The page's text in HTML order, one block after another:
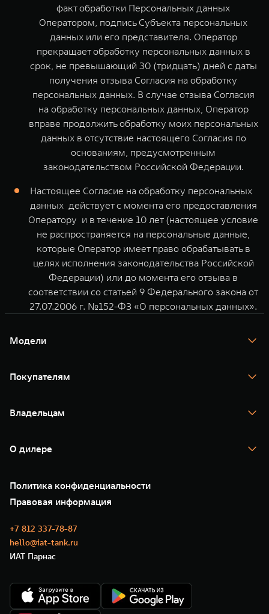
факт обработки Персональных данных
Оператором, подпись Субъекта персональных
данных или его представителя. Оператор
прекращает обработку персональных данных в
срок, не превышающий 30 (тридцать) дней с даты
получения отзыва Согласия на обработку
персональных данных. В случае отзыва Согласия
на обработку персональных данных, Оператор
вправе продолжить обработку моих персональных
данных в отсутствие настоящего Согласия по
основаниям, предусмотренным
законодательством Российской Федерации.
Настоящее Согласие на обработку персональных
данных действует с момента его предоставления
Оператору и в течение 10 лет (настоящее условие
не распространяется на персональные данные,
которые Оператор имеет право обрабатывать в
целях исполнения законодательства Российской
Федерации) или до момента его отзыва в
соответствии со статьей 9 Федерального закона от
27.07.2006 г. №152-ФЗ «О персональных данных».
Модели
TANK 400
TANK 500
Покупателям
Тест-драйв
TANK Финансы
Корпоративным клиентам
Зарядные станции
Владельцам
Помощь на дороге
Новые цифровые сервисы TANK
Сервис
Нулевое ТО
Моторные масла
О дилере
35 лет GWM
GWM ТЕХ ДЕНЬ
Новости
Политика конфиденциальности
Правовая информация
+7 812 337-78-87
hello@iat-tank.ru
ИАТ Парнас